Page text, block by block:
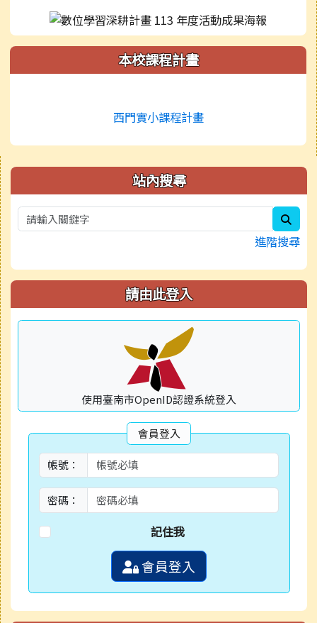
本校課程計畫
西門實小課程計畫
右邊區域內容 站內搜尋
進階搜尋
請由此登入
使用臺南市OpenID認證系統登入
會員登入
帳號：
密碼：
記住我
會員登入